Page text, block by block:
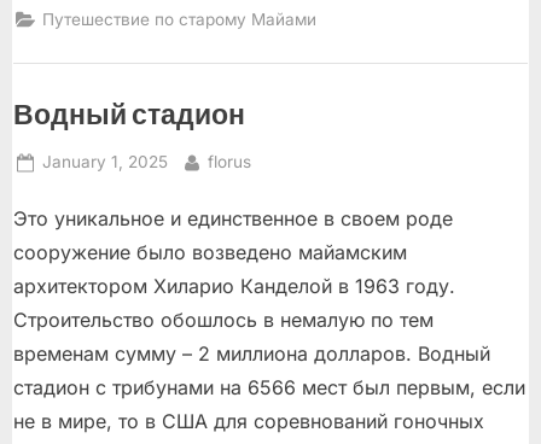
Путешествие по старому Майами
Водный стадион
Posted
January 1, 2025 By
florus
Это уникальное и единственное в своем роде
сооружение было возведено майамским
архитектором Хиларио Канделой в 1963 году.
Строительство обошлось в немалую по тем
временам сумму – 2 миллиона долларов. Водный
стадион с трибунами на 6566 мест был первым, если
не в мире, то в США для соревнований гоночных